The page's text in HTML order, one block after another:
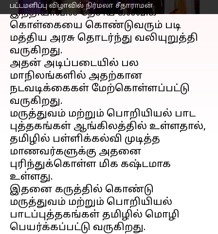
பட்டமளிப்பு விழாவில் நிர்மலா சீதாராமன்
இந்தியாவில் தேசிய கல்விக்
கொள்கையை கொண்டுவரும் படி
மத்திய அரசு தொடர்ந்து வலியுறுத்தி
வருகிறது.
அதன் அடிப்படையில் பல
மாநிலங்களில் அதற்கான
நடவடிக்கைகள் மேற்கொள்ளப்பட்டு
வருகிறது.
மருத்துவம் மற்றும் பொறியியல் பாட
புத்தகங்கள் ஆங்கிலத்தில் உள்ளதால்,
தமிழில் பள்ளிக்கல்வி முடித்த
மாணவர்களுக்கு அதனை
புரிந்துக்கொள்ள மிக கஷ்டமாக
உள்ளது.
இதனை கருத்தில் கொண்டு
மருத்துவம் மற்றும் பொறியியல்
பாடப்புத்தகங்கள் தமிழில் மொழி
பெயர்க்கப்பட்டு வருகிறது.